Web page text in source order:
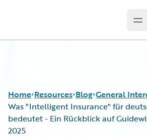
Home Resources Blog General
Was "Intelligent Insurance" für
bedeutet - Ein Rückblick auf
2025